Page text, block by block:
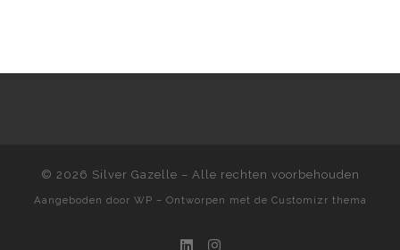
© 2026 Silver Gazelle – Alle rechten voorbehouden
Aangeboden door WP – Ontworpen met de Customizr thema